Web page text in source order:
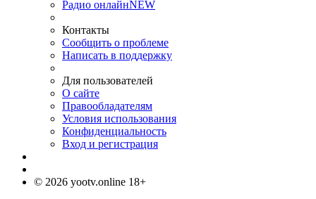
Радио онлайнNEW
Контакты
Сообщить о проблеме
Написать в поддержку
Для пользователей
О сайте
Правообладателям
Условия использования
Конфиденциальность
Вход и регистрация
© 2026 yootv.online 18+